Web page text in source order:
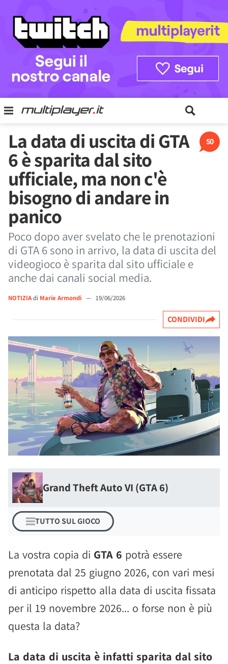
50
La data di uscita di GTA
6 è sparita dal sito
ufficiale, ma non c'è
bisogno di andare in
panico
Poco dopo aver svelato che le prenotazioni
di GTA 6 sono in arrivo, la data di uscita del
videogioco è sparita dal sito ufficiale e
anche dai canali social media.
NOTIZIAdi Marie Armondi — 19/06/2026
CONDIVIDI
Grand Theft Auto VI (GTA 6)
TUTTO SUL GIOCO
La vostra copia di GTA 6 potrà essere
prenotata dal 25 giugno 2026, con vari mesi
di anticipo rispetto alla data di uscita fissata
per il 19 novembre 2026... o forse non è più
questa la data?
La data di uscita è infatti sparita dal sito